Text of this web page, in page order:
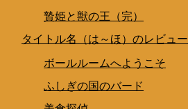
贄姫と獣の王（完）
タイトル名（は～ほ）のレビュー
ボールルームへようこそ
ふしぎの国のバード